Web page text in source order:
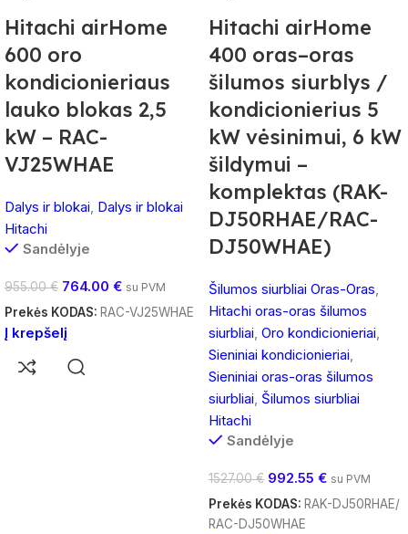
Hitachi airHome
600 oro
kondicionieriaus
lauko blokas 2,5
kW – RAC-
VJ25WHAE
Dalys ir blokai, Dalys ir blokai
Hitachi
Sandėlyje
955.00€ 764.00 € su PVM
Prekės KODAS: RAC-VJ25WHAE
Į krepšelį
Hitachi airHome
400 oras–oras
šilumos siurblys /
kondicionierius 5
kW vėsinimui, 6 kW
šildymui –
komplektas (RAK-
DJ50RHAE/RAC-
DJ50WHAE)
Šilumos siurbliai Oras-Oras,
Hitachi oras-oras šilumos
siurbliai, Oro kondicionieriai,
Sieniniai kondicionieriai,
Sieniniai oras-oras šilumos
siurbliai, Šilumos siurbliai
Hitachi
Sandėlyje
1527.00€ 992.55 € su PVM
Prekės KODAS: RAK-DJ50RHAE/
RAC-DJ50WHAE